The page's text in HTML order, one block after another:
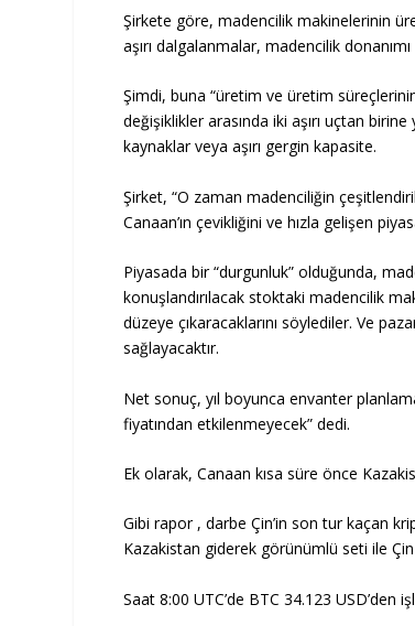
Şirkete göre, madencilik makinelerinin
aşırı dalgalanmalar, madencilik donanımı
Şimdi, buna “üretim ve üretim
değişiklikler arasında iki aşırı uçtan
kaynaklar veya aşırı gergin kapasite.
Şirket, “O zaman madenciliğin
Canaan’ın çevikliğini ve hızla gelişen
Piyasada bir “durgunluk” olduğunda,
konuşlandırılacak stoktaki madencilik
düzeye çıkaracaklarını söylediler. Ve
sağlayacaktır.
Net sonuç, yıl boyunca envanter
fiyatından etkilenmeyecek” dedi.
Ek olarak, Canaan kısa süre önce
Gibi rapor, darbe Çin’in son tur kaçan
Kazakistan giderek görünümlü seti ile
Saat 8:00 UTC’de BTC 34.123